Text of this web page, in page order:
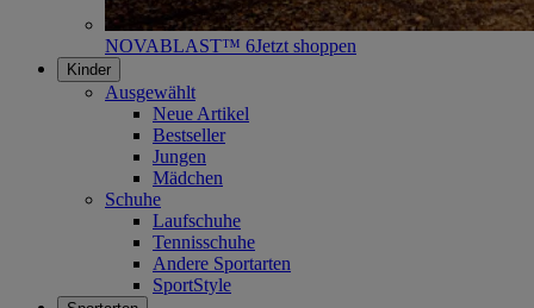
NOVABLAST™ 6Jetzt shoppen
Kinder
Ausgewählt
Neue Artikel
Bestseller
Jungen
Mädchen
Schuhe
Laufschuhe
Tennisschuhe
Andere Sportarten
SportStyle